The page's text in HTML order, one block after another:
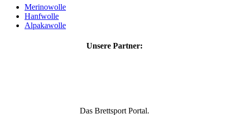
Merinowolle
Hanfwolle
Alpakawolle
Unsere Partner:
Das Brettsport Portal.